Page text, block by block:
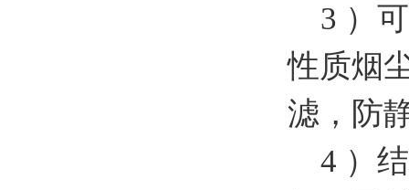
3 ）可
性质烟
滤，防
4 ）结